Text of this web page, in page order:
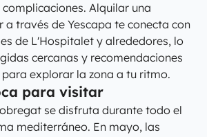
Alquilar una
través de Yescapa te conecta con
de L'Hospitalet y alrededores, lo
cercanas y recomendaciones
explorar la zona a tu ritmo.
para visitar
se disfruta durante todo el
mediterráneo. En mayo, las